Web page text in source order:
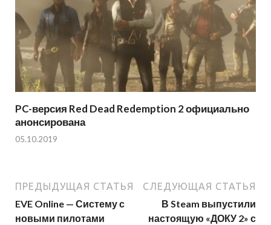
PC-версия Red Dead Redemption 2 официально
анонсирована
05.10.2019
ПРЕДЫДУЩАЯ СТАТЬЯ
EVE Online — Систему с
новыми пилотами
СЛЕДУЮЩАЯ СТАТЬЯ
В Steam выпустили
настоящую «ДОКУ 2» с